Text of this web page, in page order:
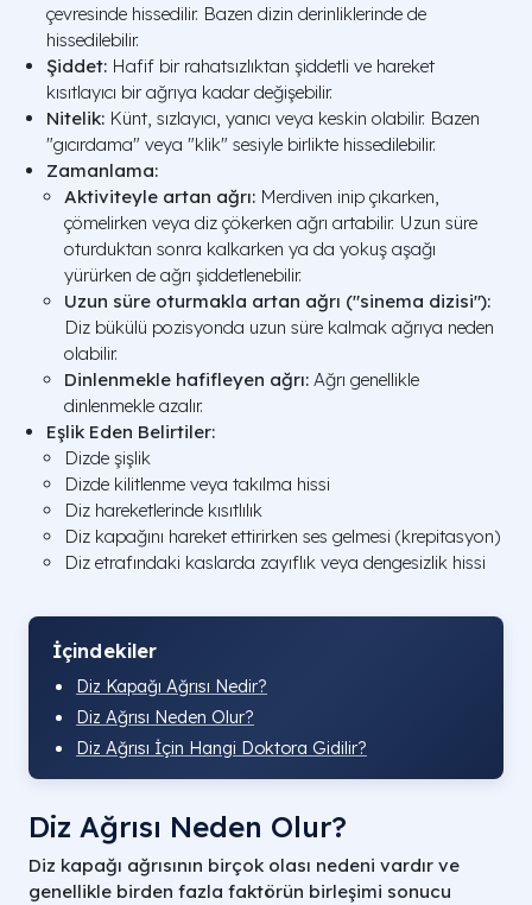
çevresinde hissedilir. Bazen dizin derinliklerinde de
hissedilebilir.
Şiddet: Hafif bir rahatsızlıktan şiddetli ve hareket
kısıtlayıcı bir ağrıya kadar değişebilir.
Nitelik: Künt, sızlayıcı, yanıcı veya keskin olabilir. Bazen
"gıcırdama" veya "klik" sesiyle birlikte hissedilebilir.
Zamanlama:
Aktiviteyle artan ağrı: Merdiven inip çıkarken,
çömelirken veya diz çökerken ağrı artabilir. Uzun süre
oturduktan sonra kalkarken ya da yokuş aşağı
yürürken de ağrı şiddetlenebilir.
Uzun süre oturmakla artan ağrı ("sinema dizisi"):
Diz bükülü pozisyonda uzun süre kalmak ağrıya neden
olabilir.
Dinlenmekle hafifleyen ağrı: Ağrı genellikle
dinlenmekle azalır.
Eşlik Eden Belirtiler:
Dizde şişlik
Dizde kilitlenme veya takılma hissi
Diz hareketlerinde kısıtlılık
Diz kapağını hareket ettirirken ses gelmesi (krepitasyon)
Diz etrafındaki kaslarda zayıflık veya dengesizlik hissi
İçindekiler
Diz Kapağı Ağrısı Nedir?
Diz Ağrısı Neden Olur​?
Diz Ağrısı İçin Hangi Doktora Gidilir​?
Diz Ağrısı Neden Olur​?
Diz kapağı ağrısının birçok olası nedeni vardır ve
genellikle birden fazla faktörün birleşimi sonucu